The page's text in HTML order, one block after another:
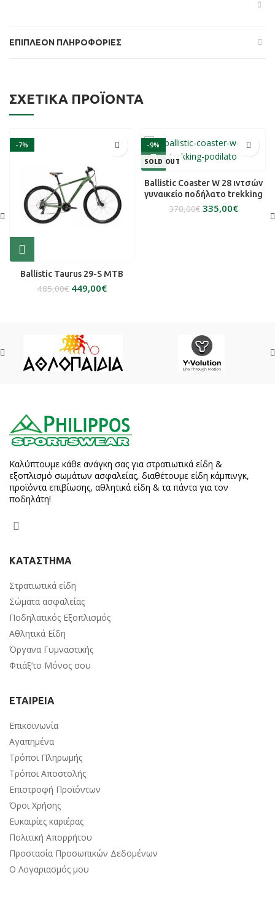
ΕΠΙΠΛΈΟΝ ΠΛΗΡΟΦΟΡΊΕΣ
ΣΧΕΤΙΚΆ ΠΡΟΪΌΝΤΑ
-7%
Ballistic Taurus 29-S MTB
485,00€ 449,00€
-9%
SOLD OUT
Ballistic Coaster W 28 ιντσών
γυναικείο ποδήλατο trekking
370,00€ 335,00€
Καλύπτουμε κάθε ανάγκη σας για στρατιωτικά είδη &
εξοπλισμό σωμάτων ασφαλείας, διαθέτουμε είδη κάμπινγκ,
προϊόντα επιβίωσης, αθλητικά είδη & τα πάντα για τον
ποδηλάτη!
ΚΑΤΑΣΤΗΜΑ
Στρατιωτικά είδη
Σώματα ασφαλείας
Ποδηλατικός Εξοπλισμός
Αθλητικά Είδη
Όργανα Γυμναστικής
Φτιάξ’το Μόνος σου
ΕΤΑΙΡΕΙΑ
Επικοινωνία
Αγαπημένα
Τρόποι Πληρωμής
Τρόποι Αποστολής
Επιστροφή Προϊόντων
Όροι Χρήσης
Ευκαιρίες καριέρας
Πολιτική Απορρήτου
Προστασία Προσωπικών Δεδομένων
Ο Λογαριασμός μου